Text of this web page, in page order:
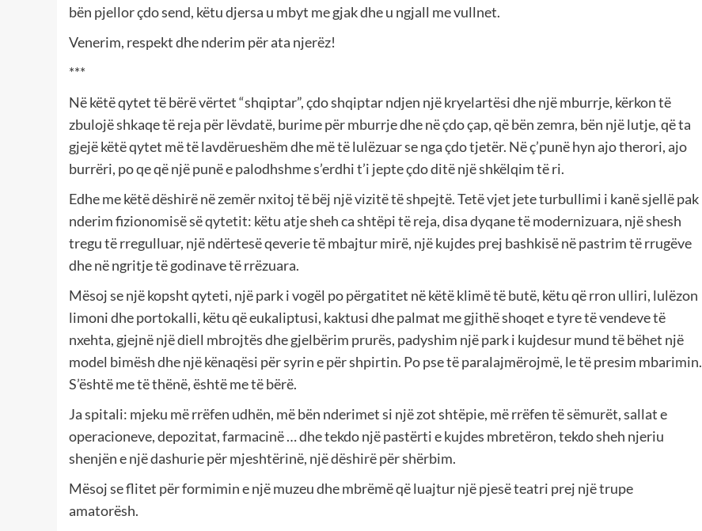
bën pjellor çdo send, këtu djersa u mbyt me gjak dhe u ngjall me vullnet.
Venerim, respekt dhe nderim për ata njerëz!
***
Në këtë qytet të bërë vërtet “shqiptar”, çdo shqiptar ndjen një kryelartësi dhe një mburrje, kërkon të
zbulojë shkaqe të reja për lëvdatë, burime për mburrje dhe në çdo çap, që bën zemra, bën një lutje, që ta
gjejë këtë qytet më të lavdërueshëm dhe më të lulëzuar se nga çdo tjetër. Në ç’punë hyn ajo therori, ajo
burrëri, po qe që një punë e palodhshme s’erdhi t’i jepte çdo ditë një shkëlqim të ri.
Edhe me këtë dëshirë në zemër nxitoj të bëj një vizitë të shpejtë. Tetë vjet jete turbullimi i kanë sjellë pak
nderim fizionomisë së qytetit: këtu atje sheh ca shtëpi të reja, disa dyqane të modernizuara, një shesh
tregu të rregulluar, një ndërtesë qeverie të mbajtur mirë, një kujdes prej bashkisë në pastrim të rrugëve
dhe në ngritje të godinave të rrëzuara.
Mësoj se një kopsht qyteti, një park i vogël po përgatitet në këtë klimë të butë, këtu që rron ulliri, lulëzon
limoni dhe portokalli, këtu që eukaliptusi, kaktusi dhe palmat me gjithë shoqet e tyre të vendeve të
nxehta, gjejnë një diell mbrojtës dhe gjelbërim prurës, padyshim një park i kujdesur mund të bëhet një
model bimësh dhe një kënaqësi për syrin e për shpirtin. Po pse të paralajmërojmë, le të presim mbarimin.
S’është me të thënë, është me të bërë.
Ja spitali: mjeku më rrëfen udhën, më bën nderimet si një zot shtëpie, më rrëfen të sëmurët, sallat e
operacioneve, depozitat, farmacinë … dhe tekdo një pastërti e kujdes mbretëron, tekdo sheh njeriu
shenjën e një dashurie për mjeshtërinë, një dëshirë për shërbim.
Mësoj se flitet për formimin e një muzeu dhe mbrëmë që luajtur një pjesë teatri prej një trupe
amatorësh.